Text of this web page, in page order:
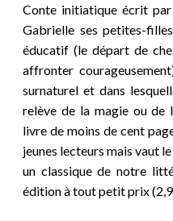
Conte initiatique écrit
Gabrielle ses petites-
éducatif (le départ de
affronter
surnaturel et dans
relève de la magie ou de
livre de moins de cent
jeunes lecteurs mais vaut
un classique de notre
édition à tout petit prix